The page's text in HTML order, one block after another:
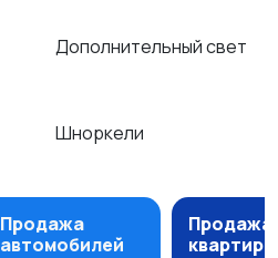
Дополнительный свет
Шноркели
Продажа
автомобилей
Продажа
квартир